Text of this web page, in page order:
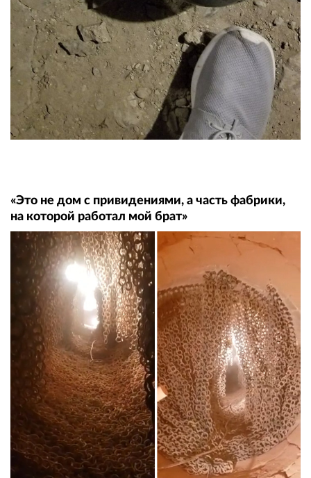
«Это не дом с привидениями, а часть фабрики,
на которой работал мой брат»